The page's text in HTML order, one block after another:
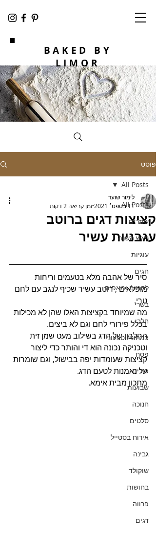
BAKED BY
LIMOR
פוסט
All Posts
שמרים
ראש השנה
עוגיות
חגים
לחמים ומאפים
בשרי
חלבי
צמחוני/ טבעוני
פסח
פורים
שבועות
חנוכה
סלטים
אירוח בסטייל
גבינה
שוקולד
בחושות
פרווה
דגים
All Posts
קציצות דגים ברוטב
עגבניות עשיר
לימור שוער
11 בספט׳ 2021
זמן קריאה 2 דקות
סיר של אהבה מלא בטעמים וריחות
מופלאים , רוטב עשיר שכיף לנגב עם לחם
טרי.
מה שמיוחד בקציצות האלו שהן לא מכילות
בכלל פירורי לחם וגם לא ביצים.
החלבון של הדג בשילוב מעט שמן זית
וטכניקה נכונה הוא די והותר כדי ליצור
קציצות שעומדות יפה בבישול, וגם שומרות
על נאמנות לטעם הדג.
מתכון מבית אימא.